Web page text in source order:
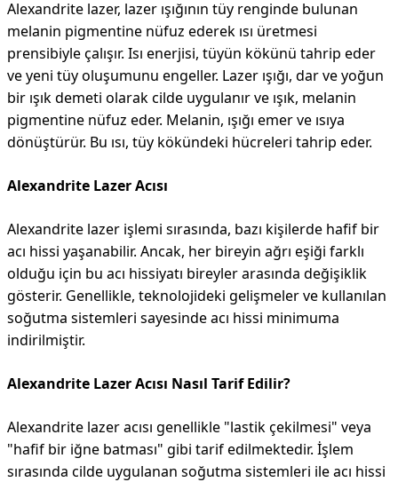
Alexandrite lazer, lazer ışığının tüy renginde bulunan
melanin pigmentine nüfuz ederek ısı üretmesi
prensibiyle çalışır. Isı enerjisi, tüyün kökünü tahrip eder
ve yeni tüy oluşumunu engeller. Lazer ışığı, dar ve yoğun
bir ışık demeti olarak cilde uygulanır ve ışık, melanin
pigmentine nüfuz eder. Melanin, ışığı emer ve ısıya
dönüştürür. Bu ısı, tüy kökündeki hücreleri tahrip eder.
Alexandrite Lazer Acısı
Alexandrite lazer işlemi sırasında, bazı kişilerde hafif bir
acı hissi yaşanabilir. Ancak, her bireyin ağrı eşiği farklı
olduğu için bu acı hissiyatı bireyler arasında değişiklik
gösterir. Genellikle, teknolojideki gelişmeler ve kullanılan
soğutma sistemleri sayesinde acı hissi minimuma
indirilmiştir.
Alexandrite Lazer Acısı Nasıl Tarif Edilir?
Alexandrite lazer acısı genellikle "lastik çekilmesi" veya
"hafif bir iğne batması" gibi tarif edilmektedir. İşlem
sırasında cilde uygulanan soğutma sistemleri ile acı hissi